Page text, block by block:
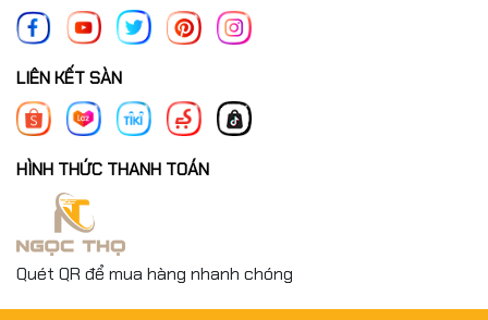
LIÊN KẾT SÀN
HÌNH THỨC THANH TOÁN
Quét QR để mua hàng nhanh chóng